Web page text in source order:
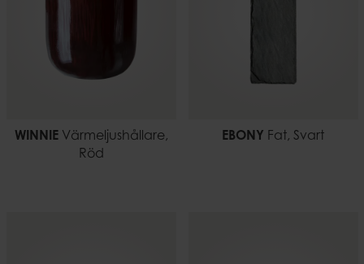
WINNIEVärmeljushållare,
Röd
EBONY Fat, Svart